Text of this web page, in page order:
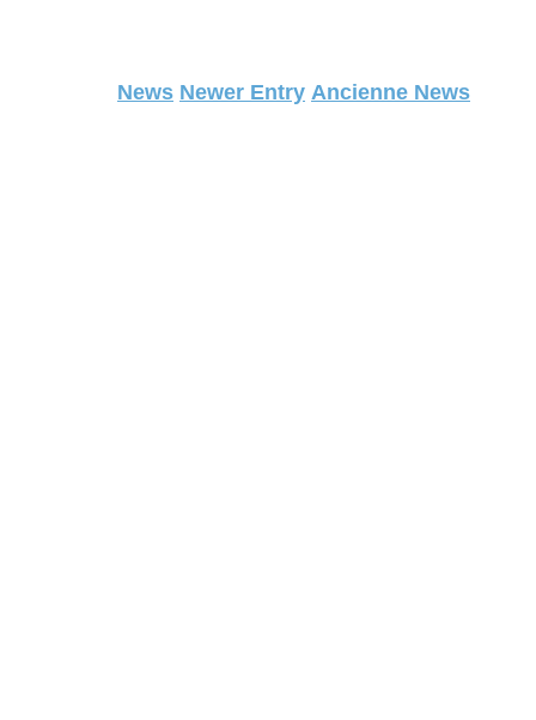
News Newer Entry Ancienne News